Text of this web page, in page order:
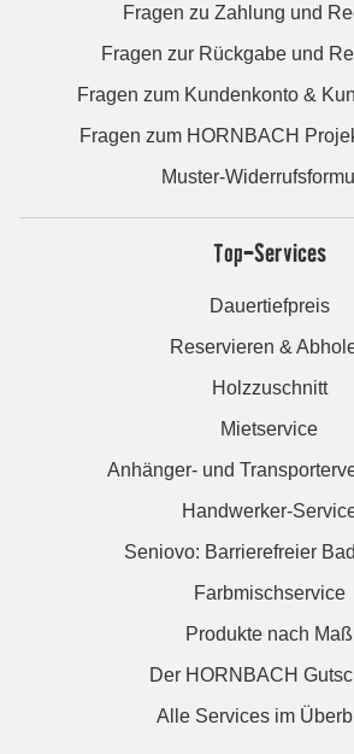
Fragen zu Zahlung und
Fragen zur Rückgabe und
Fragen zum Kundenkonto &
Fragen zum HORNBACH
Muster-
Top-Services
Dauertiefpreis
Reservieren &
Holzzuschnitt
Mietservice
Anhänger- und
Handwerker-
Seniovo: Barrierefreier
Farbmischservice
Produkte nach Maß
Der HORNBACH
Alle Services im